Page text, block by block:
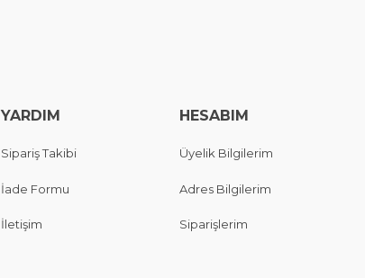
YARDIM
Sipariş Takibi
İade Formu
İletişim
HESABIM
Üyelik Bilgilerim
Adres Bilgilerim
Siparişlerim